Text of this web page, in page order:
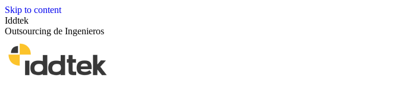
Skip to content
Iddtek
Outsourcing de Ingenieros